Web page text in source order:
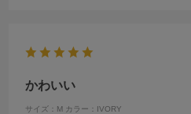
かわいい
サイズ：M カラー：IVORY